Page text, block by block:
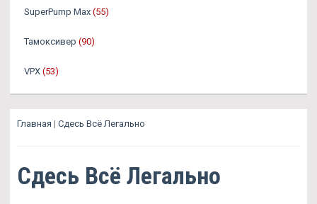
SuperPump Max (55)
Тамоксивер (90)
VPX (53)
Главная | Сдесь Всё Легально
Сдесь Всё Легально